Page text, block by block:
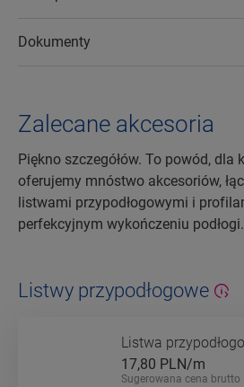
Dokumenty
Zalecane akcesoria
Piękno szczegółów. To powód, dla
oferujemy mnóstwo akcesoriów,
listwami przypodłogowymi i
perfekcyjnym wykończeniu podłogi.
Listwy przypodłogowe
Listwa
17,80 PLN/m
Sugerowana cena brutto